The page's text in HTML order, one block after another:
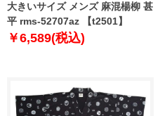
大きいサイズ メンズ 麻混楊柳 甚
平 rms-52707az 【t2501】
￥6,589(税込)